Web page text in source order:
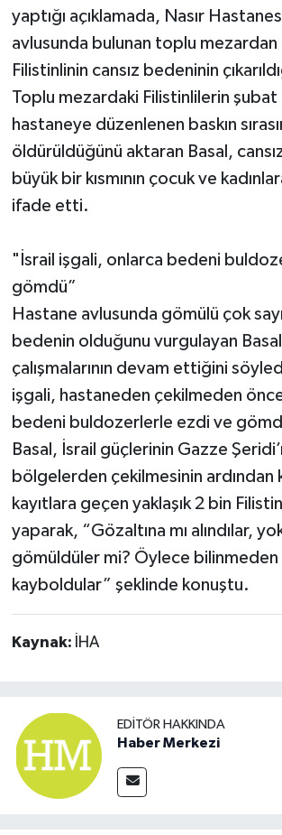
yaptığı açıklamada, Nasır
avlusunda bulunan toplu mezardan
Filistinlinin cansız bedeninin
Toplu mezardaki Filistinlilerin şubat
hastaneye düzenlenen baskın
öldürüldüğünü aktaran Basal,
büyük bir kısmının çocuk ve
ifade etti.
"İsrail işgali, onlarca bedeni
gömdü”
Hastane avlusunda gömülü çok
bedenin olduğunu vurgulayan
çalışmalarının devam ettiğini
işgali, hastaneden çekilmeden
bedeni buldozerlerle ezdi ve
Basal, İsrail güçlerinin Gazze
bölgelerden çekilmesinin ardından
kayıtlara geçen yaklaşık 2 bin
yaparak, “Gözaltına mı alındılar,
gömüldüler mi? Öylece
kayboldular” şeklinde konuştu.
Kaynak: İHA
EDITÖR HAKKINDA
Haber Merkezi